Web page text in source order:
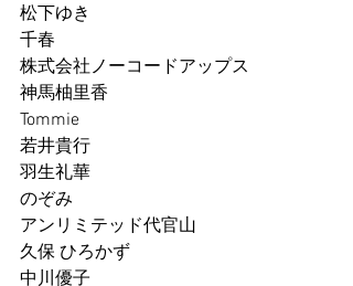
松下ゆき
千春
株式会社ノーコードアップス
神馬柚里香
Tommie
若井貴行
羽生礼華
のぞみ
アンリミテッド代官山
久保 ひろかず
中川優子